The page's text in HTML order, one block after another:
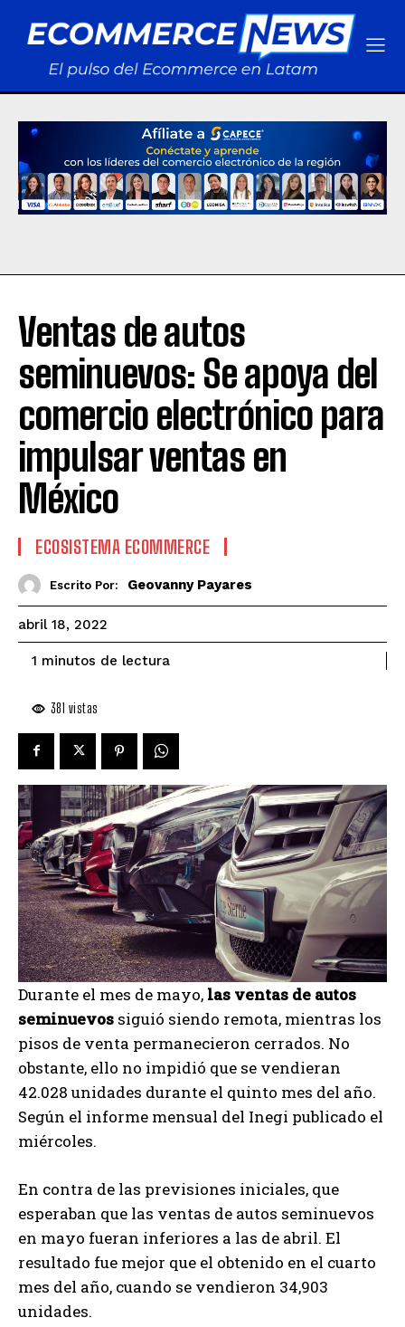
Ventas de autos
seminuevos: Se apoya del
comercio electrónico para
impulsar ventas en
México
ECOSISTEMA ECOMMERCE
Escrito Por: Geovanny Payares
abril 18, 2022
1 minutos de lectura
381 vistas
Durante el mes de mayo, las ventas de autos
seminuevos siguió siendo remota, mientras los
pisos de venta permanecieron cerrados. No
obstante, ello no impidió que se vendieran
42.028 unidades durante el quinto mes del año.
Según el informe mensual del Inegi publicado el
miércoles.
En contra de las previsiones iniciales, que
esperaban que las ventas de autos seminuevos
en mayo fueran inferiores a las de abril. El
resultado fue mejor que el obtenido en el cuarto
mes del año, cuando se vendieron 34,903
unidades.